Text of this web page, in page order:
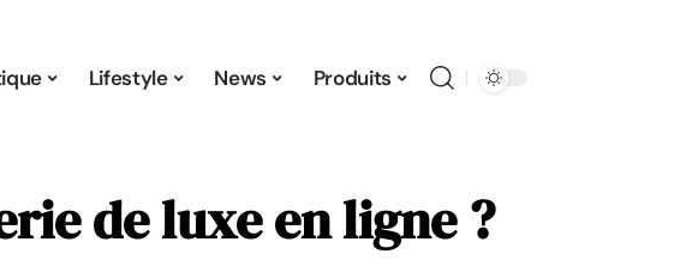
Lifestyle News Produits
de luxe en ligne ?